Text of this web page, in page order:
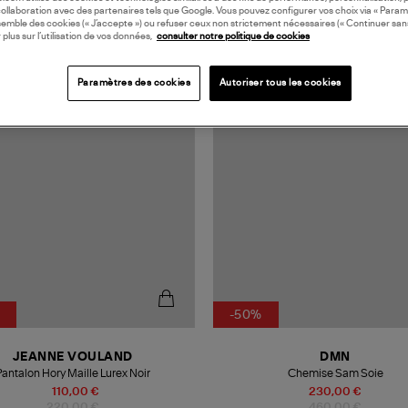
110,00 €
JEANNE VOULAND
Hory Maille Lurex Noir
MADE IN EUROPE
-50%
230,00 €
DMN
Chemise Sam Soie
avec des partenaires tels que Google. Vous pouvez configurer vos choix via «
des cookies (« J’accepte ») ou refuser ceux non strictement nécessaires (« Continuer
plus sur l’utilisation de vos données, consulter notre politique de cookies
Paramètres des cookies Autoriser tous les cookies